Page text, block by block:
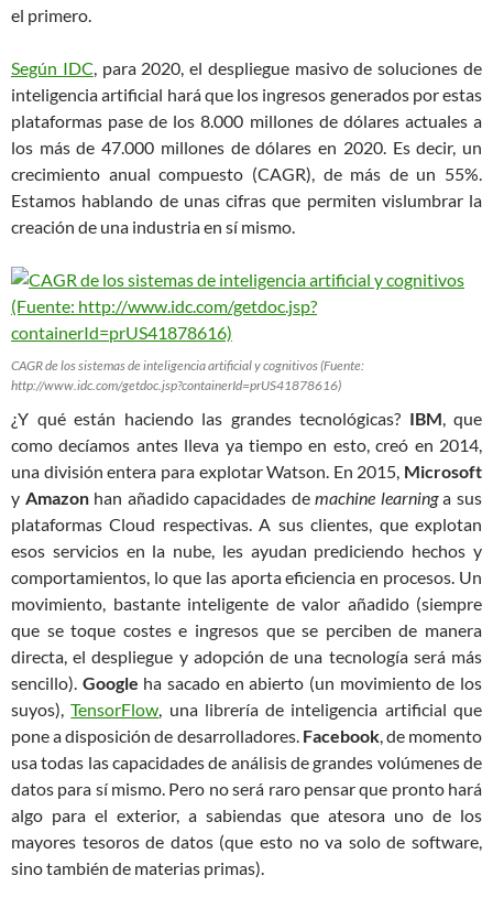
el primero.
Según IDC, para 2020, el despliegue masivo de soluciones de
inteligencia artificial hará que los ingresos generados por estas
plataformas pase de los 8.000 millones de dólares actuales a
los más de 47.000 millones de dólares en 2020. Es decir, un
crecimiento anual compuesto (CAGR), de más de un 55%.
Estamos hablando de unas cifras que permiten vislumbrar la
creación de una industria en sí mismo.
CAGR de los sistemas de inteligencia artificial y cognitivos (Fuente:
http://www.idc.com/getdoc.jsp?containerId=prUS41878616)
¿Y qué están haciendo las grandes tecnológicas? IBM, que
como decíamos antes lleva ya tiempo en esto, creó en 2014,
una división entera para explotar Watson. En 2015, Microsoft
y Amazonhan añadido capacidades demachine learninga sus
plataformas Cloud respectivas. A sus clientes, que explotan
esos servicios en la nube, les ayudan prediciendo hechos y
comportamientos, lo que las aporta eficiencia en procesos. Un
movimiento, bastante inteligente de valor añadido (siempre
que se toque costes e ingresos que se perciben de manera
directa, el despliegue y adopción de una tecnología será más
sencillo). Google ha sacado en abierto (un movimiento de los
suyos),TensorFlow, una librería de inteligencia artificial que
pone a disposición de desarrolladores. Facebook, de momento
usa todas las capacidades de análisis de grandes volúmenes de
datos para sí mismo. Pero no será raro pensar que pronto hará
algo para el exterior, a sabiendas que atesora uno de los
mayores tesoros de datos (que esto no va solo de software,
sino también de materias primas).